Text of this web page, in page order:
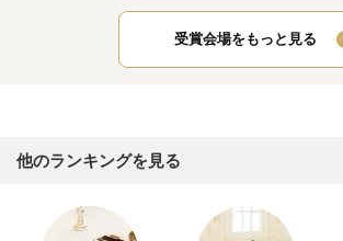
受賞会場をもっと見る
他のランキングを見る